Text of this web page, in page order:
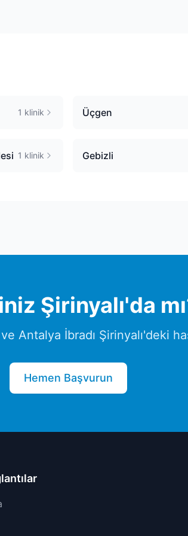
1 klinik Üçgen
1 klinik Gebizli
Şirinyalı'da
Antalya İbradı Şirinyalı'deki
Hemen Başvurun